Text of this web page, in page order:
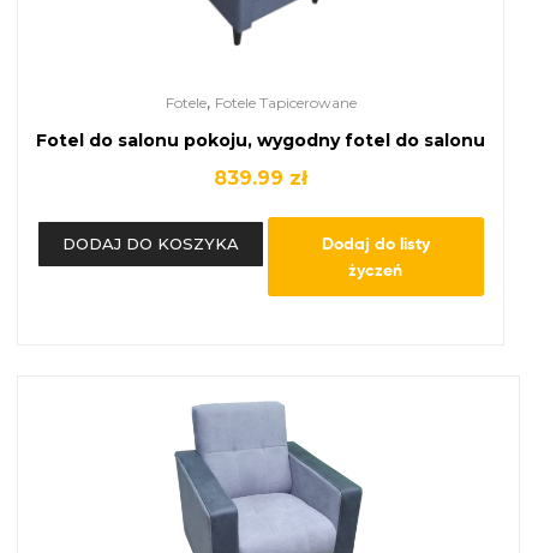
Fotele, Fotele Tapicerowane
Fotel do salonu pokoju, wygodny fotel do salonu
839.99 zł
DODAJ DO KOSZYKA
Dodaj do listy
życzeń